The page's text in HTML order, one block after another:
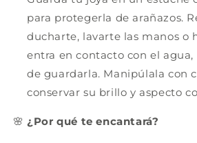
para protegerla de arañazos.
ducharte, lavarte las manos o
entra en contacto con el agua,
de guardarla. Manipúlala con
conservar su brillo y aspecto
🌸¿Por qué te encantará?